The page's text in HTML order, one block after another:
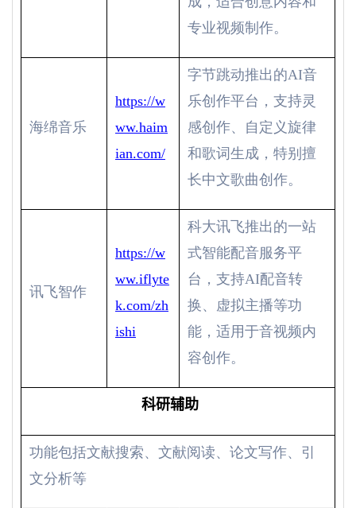
专业视频制作。
海绵音乐
https://w
ww.haim
ian.com/
字节跳动推出的AI音
乐创作平台，支持灵
感创作、自定义旋律
和歌词生成，特别擅
长中文歌曲创作。
讯飞智作
https://w
ww.iflyte
k.com/zh
ishi
科大讯飞推出的一站
式智能配音服务平
台，支持AI配音转
换、虚拟主播等功
能，适用于音视频内
容创作。
科研辅助
功能包括文献搜索、文献阅读、论文写作、引
文分析等